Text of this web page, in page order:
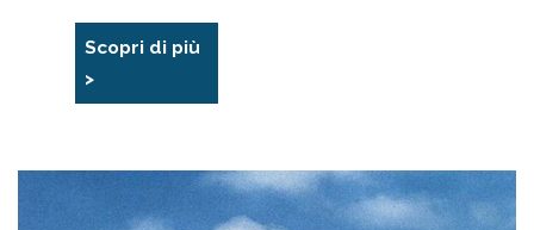
Scopri di più
>